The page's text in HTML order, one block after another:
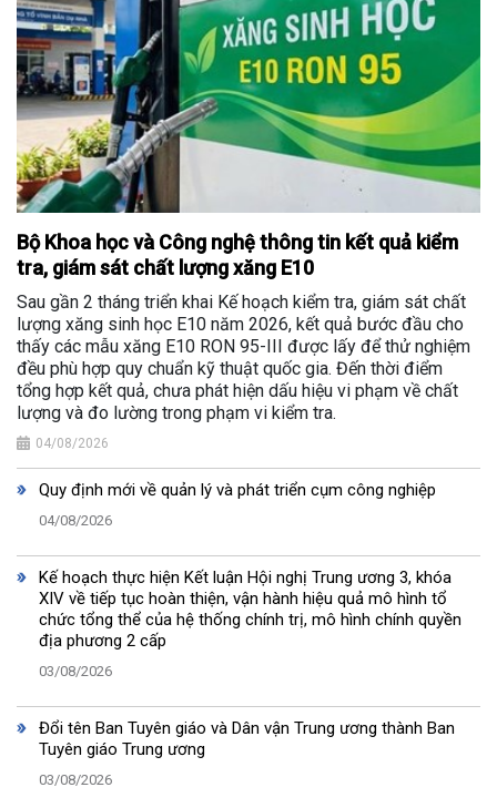
Bộ Khoa học và Công nghệ thông tin kết quả kiểm
tra, giám sát chất lượng xăng E10
Sau gần 2 tháng triển khai Kế hoạch kiểm tra, giám sát chất
lượng xăng sinh học E10 năm 2026, kết quả bước đầu cho
thấy các mẫu xăng E10 RON 95-III được lấy để thử nghiệm
đều phù hợp quy chuẩn kỹ thuật quốc gia. Đến thời điểm
tổng hợp kết quả, chưa phát hiện dấu hiệu vi phạm về chất
lượng và đo lường trong phạm vi kiểm tra.
04/08/2026
Quy định mới về quản lý và phát triển cụm công nghiệp
04/08/2026
Kế hoạch thực hiện Kết luận Hội nghị Trung ương 3, khóa
XIV về tiếp tục hoàn thiện, vận hành hiệu quả mô hình tổ
chức tổng thể của hệ thống chính trị, mô hình chính quyền
địa phương 2 cấp
03/08/2026
Đổi tên Ban Tuyên giáo và Dân vận Trung ương thành Ban
Tuyên giáo Trung ương
03/08/2026